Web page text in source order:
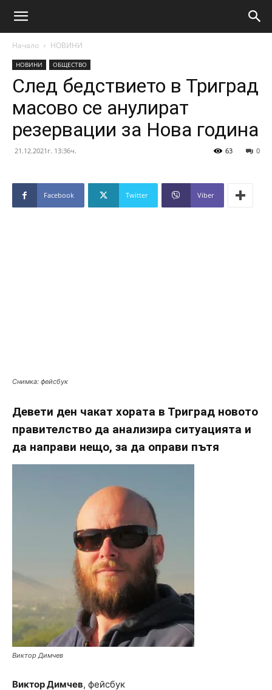
Начало НОВИНИ
НОВИНИ ОБЩЕСТВО
След бедствието в Триград
масово се анулират
резервации за Нова година
21.12.2021г. 13:36ч. 0
63
Facebook Twitter Viber
Снимка: фейсбук
Девети ден чакат хората в Триград новото
правителство да анализира ситуацията и
да направи нещо, за да оправи пътя
Виктор Димчев
Виктор Димчев, фейсбук